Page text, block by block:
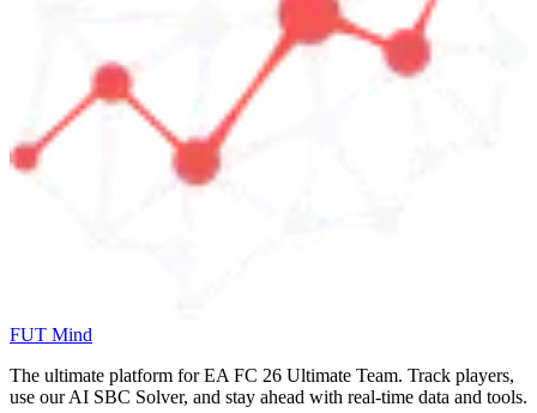
FUT Mind
The ultimate platform for EA FC 26 Ultimate Team. Track players,
use our AI SBC Solver, and stay ahead with real-time data and tools.